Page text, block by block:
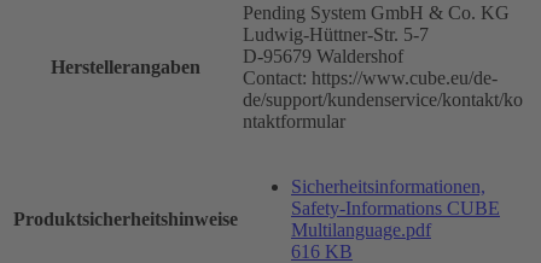
Herstellerangaben
Pending System GmbH & Co. KG
Ludwig-Hüttner-Str. 5-7
D-95679 Waldershof
Contact: https://www.cube.eu/de-
de/support/kundenservice/kontakt/ko
ntaktformular
Produktsicherheitshinweise
Sicherheitsinformationen,
Safety-Informations CUBE
Multilanguage.pdf
616 KB